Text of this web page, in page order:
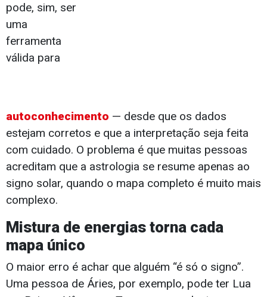
pode, sim, ser
uma
ferramenta
válida para
autoconhecimento — desde que os dados
estejam corretos e que a interpretação seja feita
com cuidado. O problema é que muitas pessoas
acreditam que a astrologia se resume apenas ao
signo solar, quando o mapa completo é muito mais
complexo.
Mistura de energias torna cada
mapa único
O maior erro é achar que alguém “é só o signo”.
Uma pessoa de Áries, por exemplo, pode ter Lua